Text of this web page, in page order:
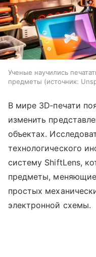
Ученые научились
предметы
источник:
В мире 3D‑печати
изменить
объектах.
технологического
систему ShiftLens,
предметы,
простых
электронной схемы.